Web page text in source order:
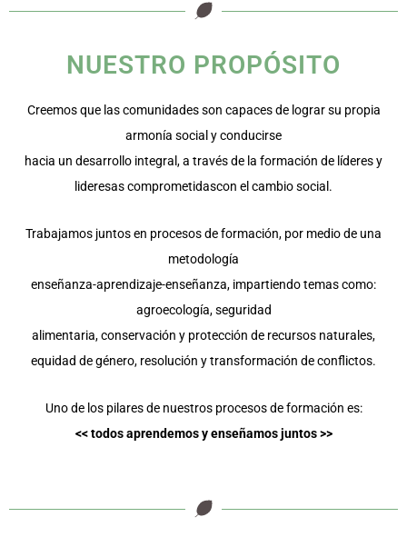
Valores
COMPROMISO INTEGRIDAD
COOPERACIÓN
NUESTRO PROPÓSITO
Creemos que las comunidades son capaces de lograr su propia
armonía social y conducirse
hacia un desarrollo integral, a través de la formación de líderes y
lideresas comprometidascon el cambio social.
Trabajamos juntos en procesos de formación, por medio de una
metodología
enseñanza-aprendizaje-enseñanza, impartiendo temas como:
agroecología, seguridad
alimentaria, conservación y protección de recursos naturales,
equidad de género, resolución y transformación de conflictos.
Uno de los pilares de nuestros procesos de formación es:
<< todos aprendemos y enseñamos juntos >>